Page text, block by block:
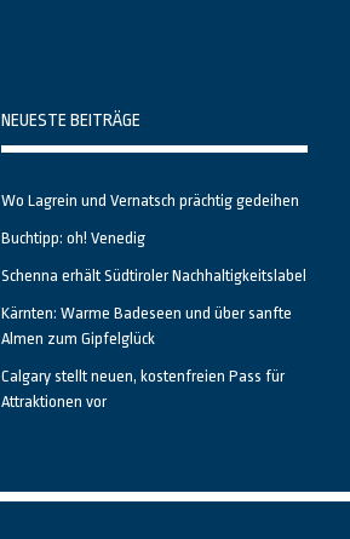
NEUESTE BEITRÄGE
Wo Lagrein und Vernatsch prächtig gedeihen
Buchtipp: oh! Venedig
Schenna erhält Südtiroler Nachhaltigkeitslabel
Kärnten: Warme Badeseen und über sanfte
Almen zum Gipfelglück
Calgary stellt neuen, kostenfreien Pass für
Attraktionen vor